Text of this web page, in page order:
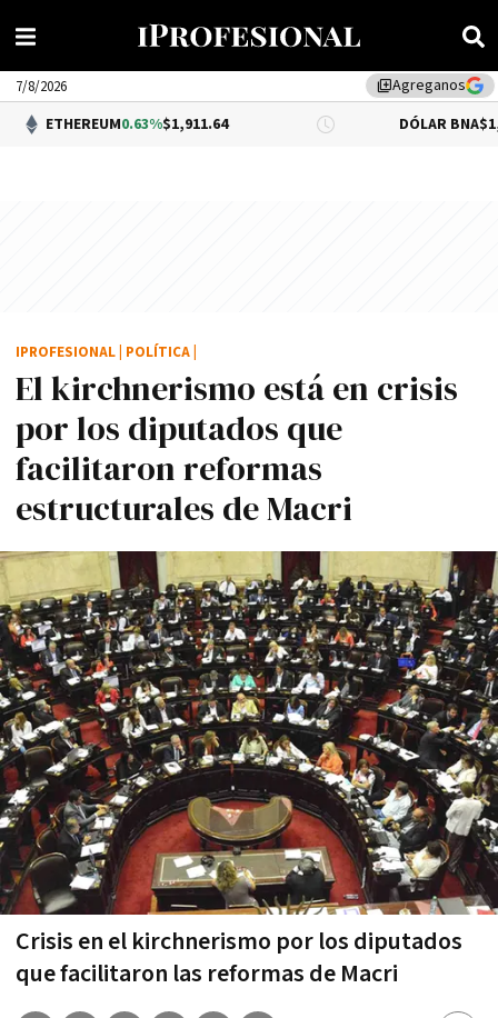
library_addAgreganos
7/8/2026
0.63%$1,911.64 DÓLAR BNA $1,520.00
El kirchnerismo está en crisis
por los diputados que
facilitaron reformas
estructurales de Macri
Crisis en el kirchnerismo por los diputados
que facilitaron las reformas de Macri
IPROFESIONAL POLÍTICA